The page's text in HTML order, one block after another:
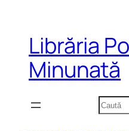
conținutLibrăria
Minunată
Caută